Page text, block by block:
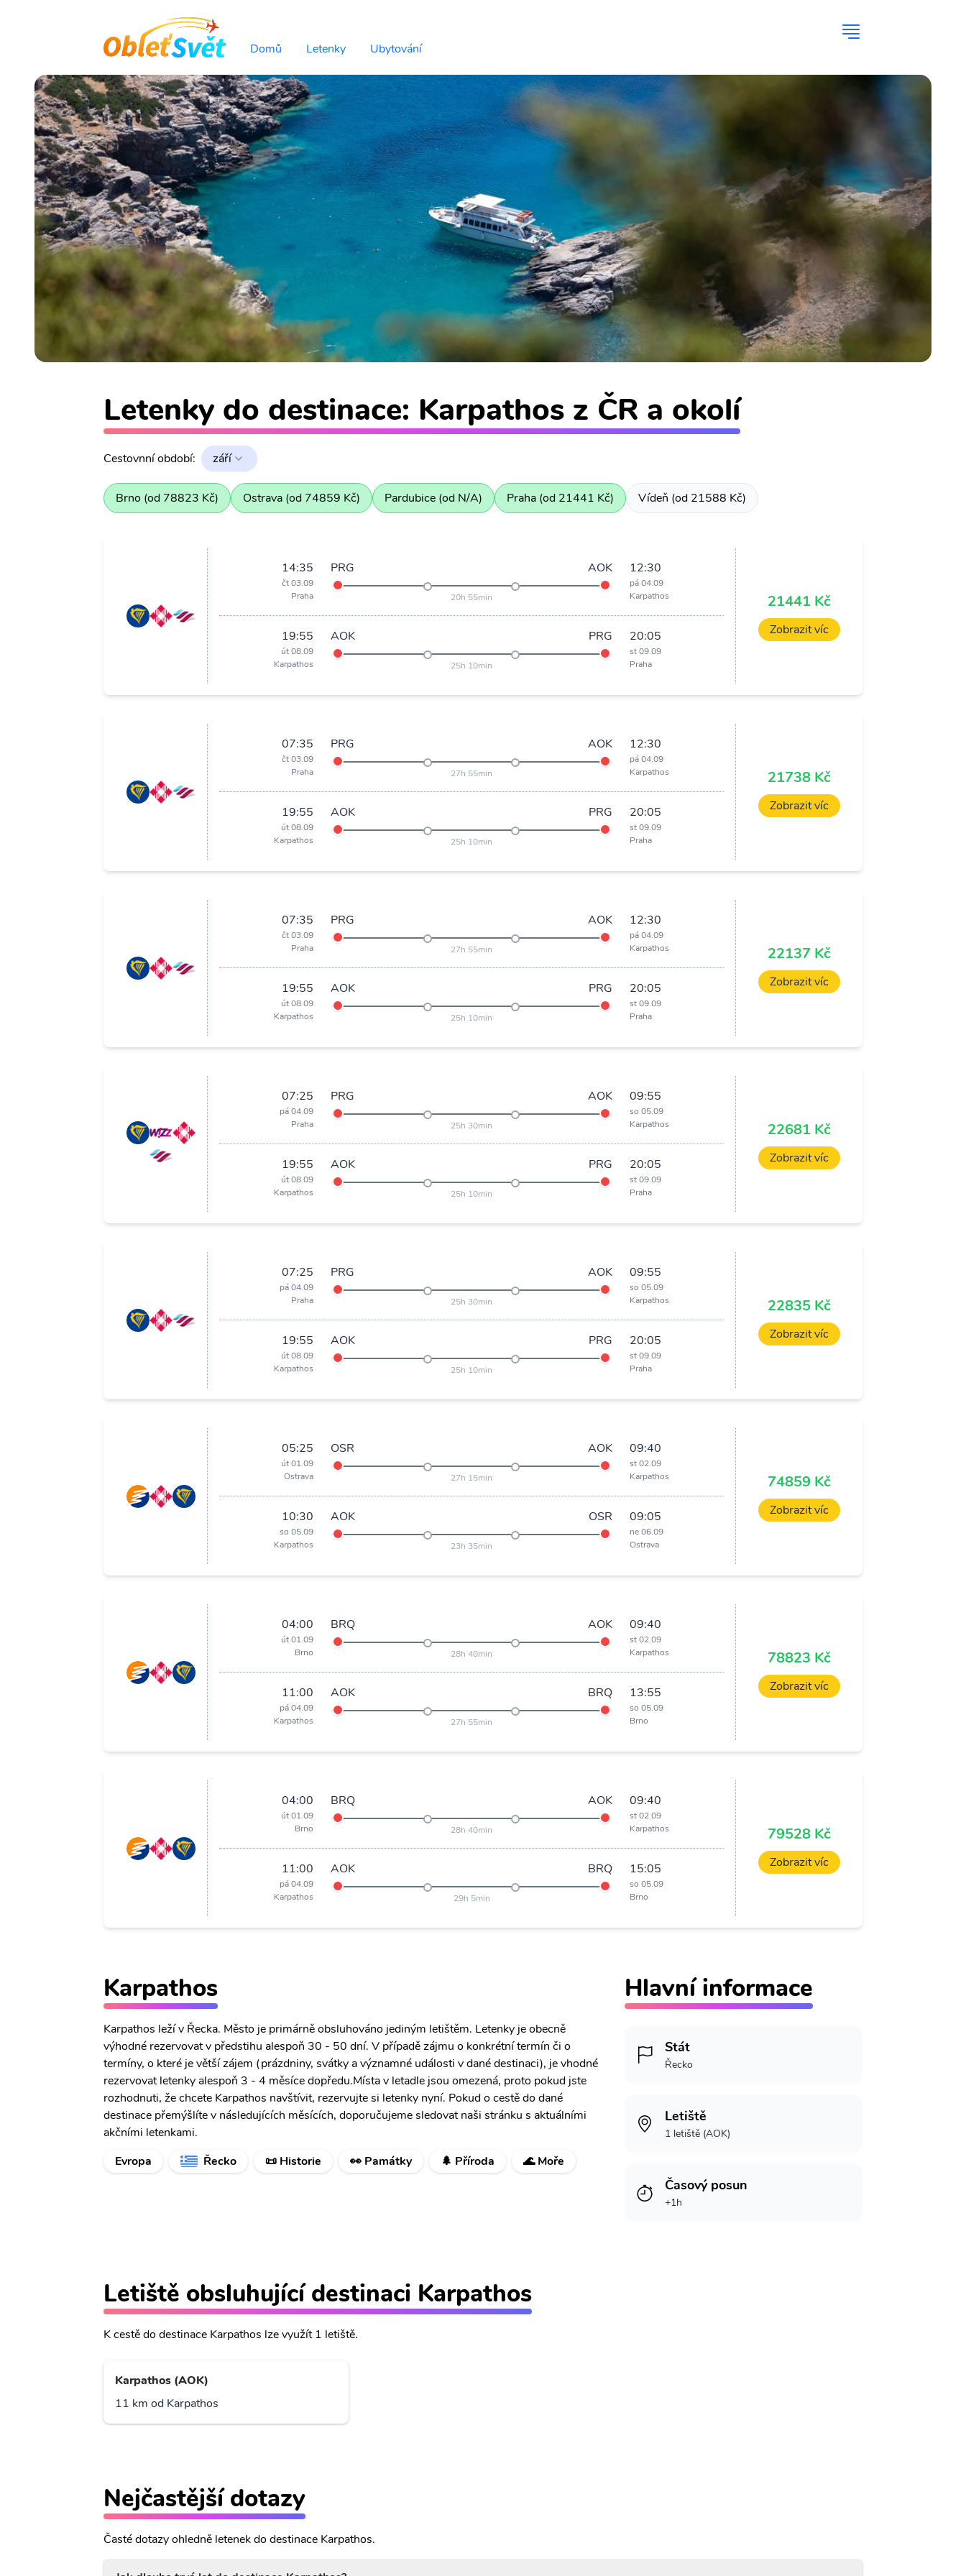
Domů Letenky Ubytování
Letenky do destinace: Karpathos z ČR a okolí
Cestovnní období: září
Brno (od 78823 Kč) Ostrava (od 74859 Kč) Pardubice (od N/A) Praha (od 21441 Kč) Vídeň (od 21588 Kč)
14:35
čt 03.09
Praha
PRG AOK
20h 55min
12:30
pá 04.09
Karpathos
19:55
út 08.09
Karpathos
AOK PRG
25h 10min
20:05
st 09.09
Praha
21441 Kč
Zobrazit víc
07:35
čt 03.09
Praha
PRG AOK
27h 55min
12:30
pá 04.09
Karpathos
19:55
út 08.09
Karpathos
AOK PRG
25h 10min
20:05
st 09.09
Praha
21738 Kč
Zobrazit víc
07:35
čt 03.09
Praha
PRG AOK
27h 55min
12:30
pá 04.09
Karpathos
19:55
út 08.09
Karpathos
AOK PRG
25h 10min
20:05
st 09.09
Praha
22137 Kč
Zobrazit víc
07:25
pá 04.09
Praha
PRG AOK
25h 30min
09:55
so 05.09
Karpathos
19:55
út 08.09
Karpathos
AOK PRG
25h 10min
20:05
st 09.09
Praha
22681 Kč
Zobrazit víc
07:25
pá 04.09
Praha
PRG AOK
25h 30min
09:55
so 05.09
Karpathos
19:55
út 08.09
Karpathos
AOK PRG
25h 10min
20:05
st 09.09
Praha
22835 Kč
Zobrazit víc
05:25
út 01.09
Ostrava
OSR AOK
27h 15min
09:40
st 02.09
Karpathos
10:30
so 05.09
Karpathos
AOK OSR
23h 35min
09:05
ne 06.09
Ostrava
74859 Kč
Zobrazit víc
04:00
út 01.09
Brno
BRQ AOK
28h 40min
09:40
st 02.09
Karpathos
11:00
pá 04.09
Karpathos
AOK BRQ
27h 55min
13:55
so 05.09
Brno
78823 Kč
Zobrazit víc
04:00
út 01.09
Brno
BRQ AOK
28h 40min
09:40
st 02.09
Karpathos
11:00
pá 04.09
Karpathos
AOK BRQ
29h 5min
15:05
so 05.09
Brno
79528 Kč
Zobrazit víc
Karpathos
Karpathos leží v Řecka. Město je primárně obsluhováno jediným letištěm. Letenky je obecně
výhodné rezervovat v předstihu alespoň 30 - 50 dní. V případě zájmu o konkrétní termín či o
termíny, o které je větší zájem (prázdniny, svátky a významné události v dané destinaci), je vhodné
rezervovat letenky alespoň 3 - 4 měsíce dopředu.Místa v letadle jsou omezená, proto pokud jste
rozhodnuti, že chcete Karpathos navštívit, rezervujte si letenky nyní. Pokud o cestě do dané
destinace přemýšlíte v následujících měsících, doporučujeme sledovat naši stránku s aktuálními
akčními letenkami.
Evropa
Řecko 📜 Historie 👀 Památky 🌲 Příroda 🌊 Moře
Hlavní informace
Stát
Řecko
Letiště
1 letiště (AOK)
Časový posun
+1h
Letiště obsluhující destinaci Karpathos
K cestě do destinace Karpathos lze využít 1 letiště.
Karpathos (AOK)
11 km od Karpathos
Nejčastější dotazy
Časté dotazy ohledně letenek do destinace Karpathos.